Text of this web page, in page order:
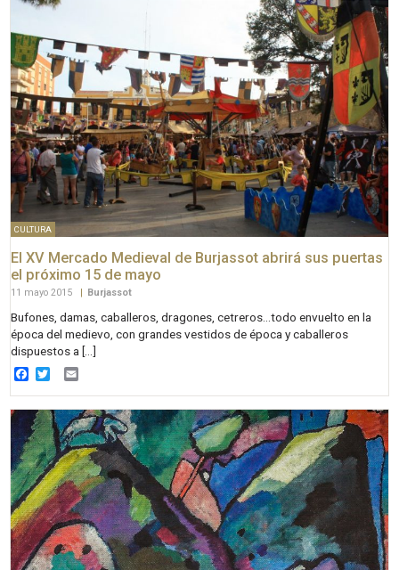
CULTURA
El XV Mercado Medieval de Burjassot abrirá sus puertas
el próximo 15 de mayo
11 mayo 2015 Burjassot
Bufones, damas, caballeros, dragones, cetreros…todo envuelto en la
época del medievo, con grandes vestidos de época y caballeros
dispuestos a […]
Facebook
Twitter